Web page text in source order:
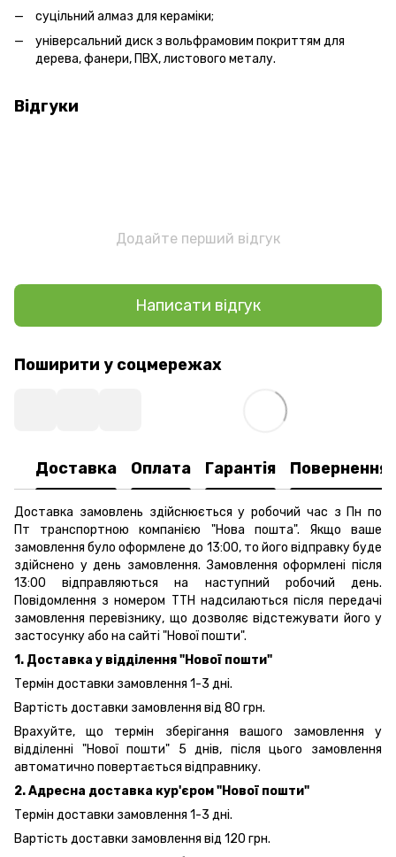
суцільний алмаз для кераміки;
універсальний диск з вольфрамовим покриттям для
дерева, фанери, ПВХ, листового металу.
Відгуки
Додайте перший відгук
Написати відгук
Поширити у соцмережах
Доставка Оплата Гарантія Повернення
Доставка замовлень здійснюється у робочий час з Пн по
Пт транспортною компанією "Нова пошта". Якщо ваше
замовлення було оформлене до 13:00, то його відправку буде
здійснено у день замовлення. Замовлення оформлені після
13:00 відправляються на наступний робочий день.
Повідомлення з номером ТТН надсилаються після передачі
замовлення перевізнику, що дозволяє відстежувати його у
застосунку або на сайті "Нової пошти".
1. Доставка у відділення "Нової пошти"
Термін доставки замовлення 1-3 дні.
Вартість доставки замовлення від 80 грн.
Врахуйте, що термін зберігання вашого замовлення у
відділенні "Нової пошти" 5 днів, після цього замовлення
автоматично повертається відправнику.
2. Адресна доставка кур'єром "Нової пошти"
Термін доставки замовлення 1-3 дні.
Вартість доставки замовлення від 120 грн.